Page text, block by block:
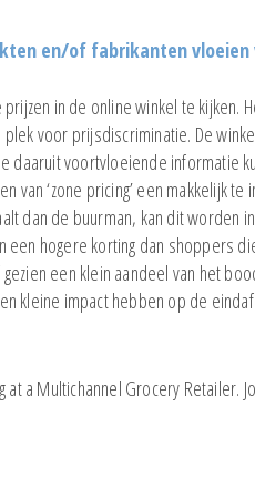
en/of fabrikanten
in de online winkel te kijken.
voor prijsdiscriminatie. De
daaruit voortvloeiende informatie
‘zone pricing’ een makkelijk
dan de buurman, kan dit worden
hogere korting dan shoppers
een klein aandeel van het
kleine impact hebben op de
at a Multichannel Grocery Retailer.
EFMI Nieuws
het Jaar 2026